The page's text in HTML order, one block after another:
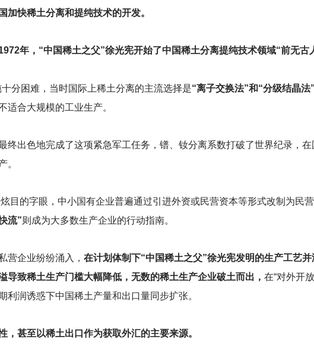
快稀土分离和提纯技术的开发。
年，“中国稀土之父”徐光宪开始了中国稀土分离提纯技术领域“前无古
分困难，当时国际上稀土分离的主流选择是“离子交换法”和“分级结晶法”
适合大规模的工业生产。
终出色地完成了这项紧急军工任务，镨、钕分离系数打破了世界纪录，
。
目的字眼，中小国有企业普遍通过引进外资或民营资本等形式改制为民营
流”则成为大多数生产企业的行动指南。
营企业纷纷涌入， 在计划体制下“中国稀土之父”徐光宪发明的生产工艺
导致稀土生产门槛大幅降低，无数的稀土生产企业破土而出， 在“对外开
润诱惑下中国稀土产量和出口量同步扩张。
甚至以稀土出口作为获取外汇的主要来源。